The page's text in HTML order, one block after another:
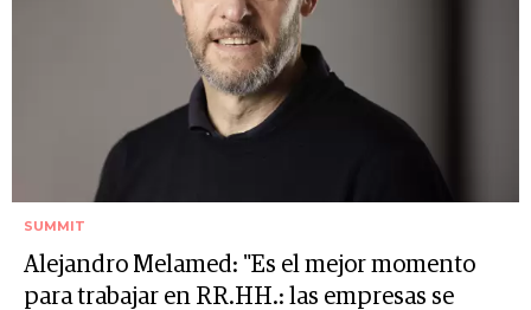
SUMMIT
Alejandro Melamed: "Es el mejor momento
para trabajar en RR.HH.: las empresas se